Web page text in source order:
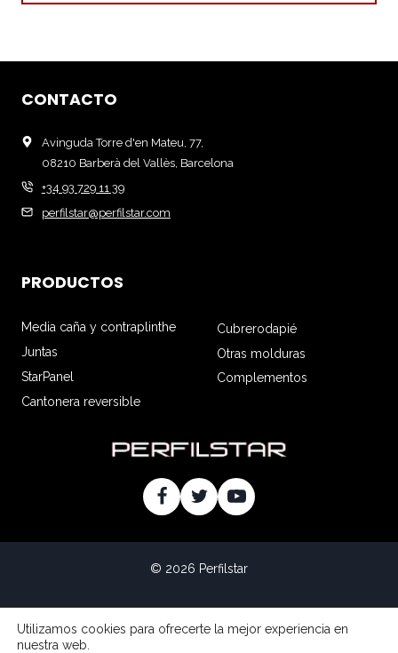
CONTACTO
Avinguda Torre d'en Mateu, 77,
08210 Barberà del Vallès, Barcelona
+34 93 729 11 39
perfilstar@perfilstar.com
PRODUCTOS
Media caña y contraplinthe
Juntas
StarPanel
Cantonera reversible
Cubrerodapié
Otras molduras
Complementos
© 2026 Perfilstar
Declaración de accesibilidad Mapa web
Aviso legal
Utilizamos cookies para ofrecerte la mejor experiencia en
nuestra web.